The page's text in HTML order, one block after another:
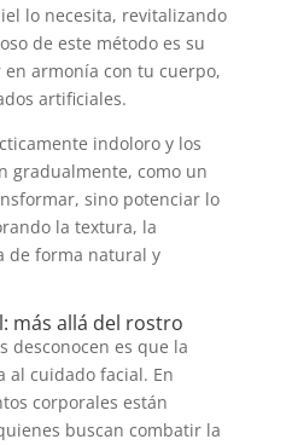
lo necesita, revitalizando
de este método es su
armonía con tu cuerpo,
artificiales.
indoloro y los
gradualmente, como un
sino potenciar lo
la textura, la
de forma natural y
más allá del rostro
desconocen es que la
al cuidado facial. En
corporales están
buscan combatir la